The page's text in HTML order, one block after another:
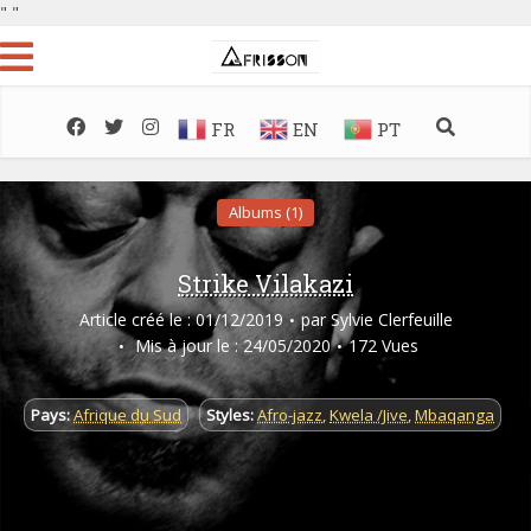
" "
FR EN PT
Albums (1)
Strike Vilakazi
Article créé le : 01/12/2019 par Sylvie Clerfeuille
Mis à jour le : 24/05/2020
172 Vues
Pays:Afrique du Sud Styles:Afro-jazz,Kwela /Jive,Mbaqanga